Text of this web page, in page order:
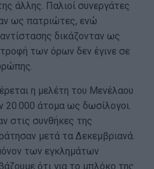
άλλης. Παλιοί συνεργάτες
ως πατριώτες, ενώ
δικάζονταν ως
των όρων δεν έγινε σε
η μελέτη του Μενέλαου
20.000 άτομα ως δωσίλογοι.
στις συνθήκες της
μετά τα Δεκεμβριανά.
των εγκλημάτων
ότι για το μπλόκο της